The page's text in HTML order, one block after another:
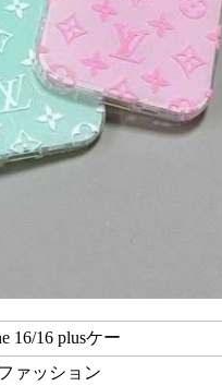
16/16 plusケー
ァッション